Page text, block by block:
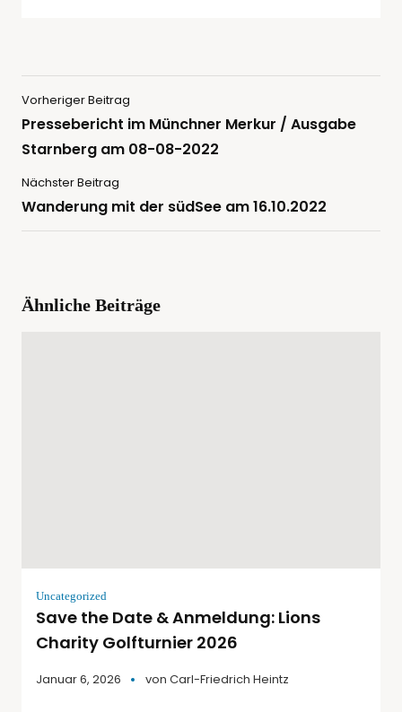
Vorheriger Beitrag
Pressebericht im Münchner Merkur / Ausgabe
Starnberg am 08-08-2022
Nächster Beitrag
Wanderung mit der südSee am 16.10.2022
Ähnliche Beiträge
Uncategorized
Save the Date & Anmeldung: Lions
Charity Golfturnier 2026
Januar 6, 2026 von Carl-Friedrich Heintz